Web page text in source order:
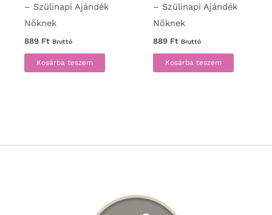
– Szülinapi Ajándék
Nőknek
889 Ft Bruttó
Kosárba teszem
– Szülinapi Ajándék
Nőknek
889 Ft Bruttó
Kosárba teszem